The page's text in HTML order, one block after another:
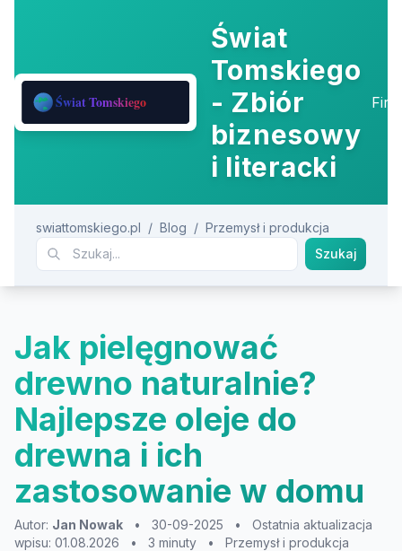
Świat
Tomskiego
- Zbiór
biznesowy
i literacki
swiattomskiego.pl / Blog / Przemysł i produkcja
Szukaj
Jak pielęgnować
drewno naturalnie?
Najlepsze oleje do
drewna i ich
zastosowanie w domu
Autor: Jan Nowak • 30-09-2025 •
Ostatnia aktualizacja
wpisu: 01.08.2026
• 3 minuty • Przemysł i produkcja